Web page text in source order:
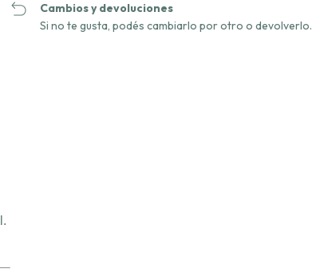
Cambios y devoluciones
Si no te gusta, podés cambiarlo por otro o devolverlo.